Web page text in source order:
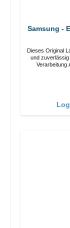
Samsung -
Dieses Original
und zuverlässig wieder auf.
Verarbeitung Anschlüsse: USB-C / USB-C Output: 50W Farbe: